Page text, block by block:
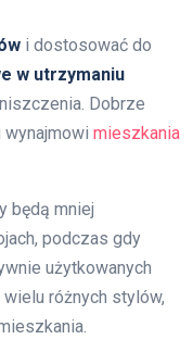
i dostosować do
w utrzymaniu
Dobrze
wynajmowi mieszkania
będą mniej
podczas gdy
użytkowanych
różnych stylów,